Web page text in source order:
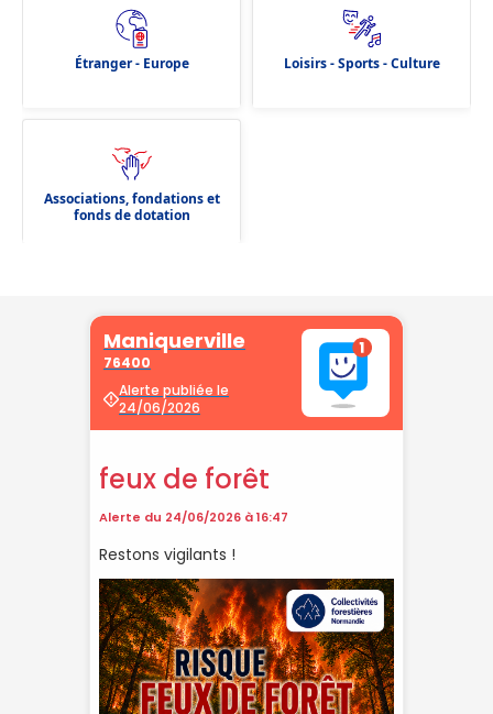
Étranger - Europe Loisirs - Sports - Culture
Associations, fondations et
fonds de dotation